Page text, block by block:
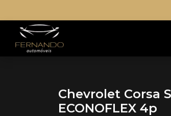
Chevrolet Corsa
ECONOFLEX 4p